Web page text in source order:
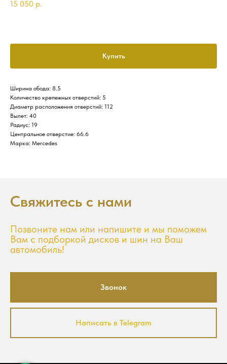
15 050 р.
Купить
Ширина обода: 8.5
Количество крепежных отверстий: 5
Диаметр расположения отверстий: 112
Вылет: 40
Радиус: 19
Центральное отверстие: 66.6
Марка: Mercedes
Свяжитесь с нами
Позвоните нам или напишите и мы поможем
Вам с подборкой дисков и шин на Ваш
автомобиль!
Звонок
Написать в Telegram